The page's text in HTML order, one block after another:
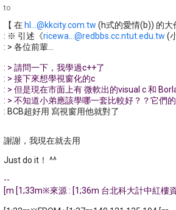
to
【 在 hl...@kkcity.com.tw (h式的愛情(b)) 的大
: ※ 引述《ricewa...@redbbs.cc.ntut.edu.tw (
: > 各位前輩…
: > 請問一下，我學過c++了
: > 接下來想學視窗化的c
: > 但是現在市面上有 微軟出的visual c 和
: > 不知道小弟應該學哪一套比較好？？它們
: BCB超好用 寫視窗用他就對了
謝謝，我現在就去用
Just do it！ ^^
--
[m [1;33m※來源 : [1;36m 台北科大計中紅樓